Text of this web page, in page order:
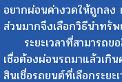
อยากผ่อนค่างวดให้ถูกลง
ส่วนมากจึงเลือกวิธีนำทรั
ระยะเวลาที่สามารถข
เชื่อต้องผ่อนรถมาแล้วเกิ
สินเชื่อรถยนต์ที่เลือกระย